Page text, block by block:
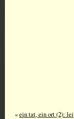
«ein tat, ein ort (2):